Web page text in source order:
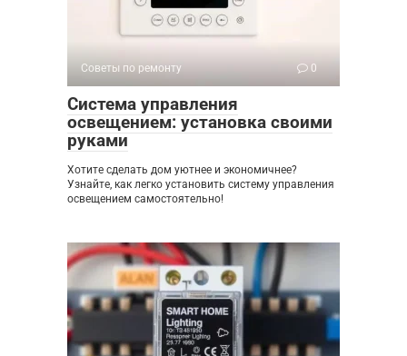
Советы по ремонту 0
Система управления
освещением: установка своими
руками
Хотите сделать дом уютнее и экономичнее?
Узнайте, как легко установить систему управления
освещением самостоятельно!